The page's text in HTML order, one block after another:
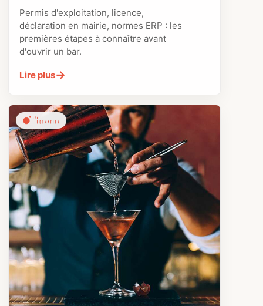
Permis d'exploitation, licence,
déclaration en mairie, normes ERP : les
premières étapes à connaître avant
d'ouvrir un bar.
Lire plus→